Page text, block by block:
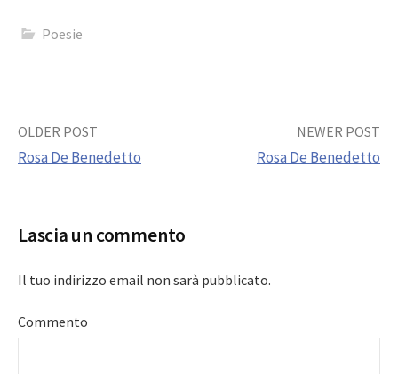
Poesie
Post
OLDER POST
Rosa De Benedetto
NEWER POST
Rosa De Benedetto
Lascia un commento
Il tuo indirizzo email non sarà pubblicato.
Commento